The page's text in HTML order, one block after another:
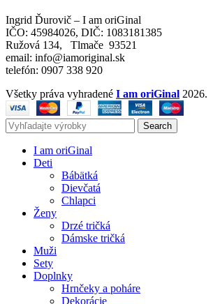
Ingrid Ďurovič – I am oriGinal
IČO: 45984026, DIČ: 1083181385
Ružová 134, Tlmače 93521
email: info@iamoriginal.sk
telefón: 0907 338 920
Všetky práva vyhradené I am oriGinal 2026.
Search
I am oriGinal
Deti
Bábätká
Dievčatá
Chlapci
Ženy
Drzé tričká
Dámske tričká
Muži
Sety
Doplnky
Hrnčeky a poháre
Dekorácie